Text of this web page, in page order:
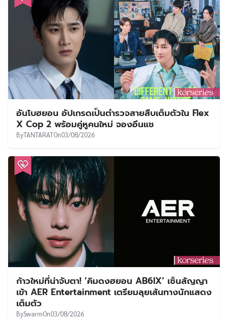
อันโบฮยอน อัปเกรดเป็นตำรวจสายสืบเต็มตัวใน Flex
X Cop 2 พร้อมคู่หูคนใหม่ จองอึนแช
ByTANTARATOn03/08/2026
ก้าวใหม่ที่น่าจับตา! ‘คิมดงฮยอน AB6IX’ เซ็นสัญญา
เข้า AER Entertainment เตรียมลุยเส้นทางนักแสดง
เต็มตัว
BySwarmOn03/08/2026